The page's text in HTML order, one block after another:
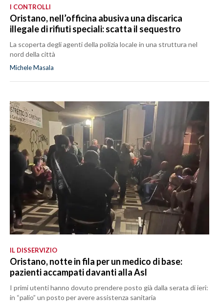
I CONTROLLI
Oristano, nell’officina abusiva una discarica
illegale di rifiuti speciali: scatta il sequestro
La scoperta degli agenti della polizia locale in una struttura nel
nord della città
Michele Masala
IL DISSERVIZIO
Oristano, notte in fila per un medico di base:
pazienti accampati davanti alla Asl
I primi utenti hanno dovuto prendere posto già dalla serata di ieri:
in “palio” un posto per avere assistenza sanitaria